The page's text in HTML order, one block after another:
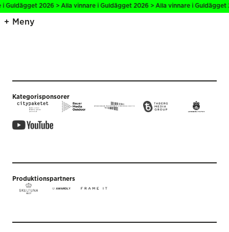
Guldägget 2026 > Alla vinnare i Guldägget 2026 > Alla vinnare i
Meny
Kategorisponsorer
Produktionspartners